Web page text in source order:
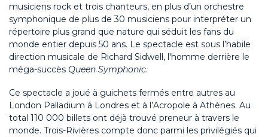
musiciens rock et trois chanteurs, en plus d’un orchestre
symphonique de plus de 30 musiciens pour interpréter un
répertoire plus grand que nature qui séduit les fans du
monde entier depuis 50 ans. Le spectacle est sous l’habile
direction musicale de Richard Sidwell, l'homme derrière le
méga-succès Queen Symphonic.
Ce spectacle a joué à guichets fermés entre autres au
London Palladium à Londres et à l’Acropole à Athènes. Au
total 110 000 billets ont déjà trouvé preneur à travers le
monde. Trois-Rivières compte donc parmi les privilégiés qui